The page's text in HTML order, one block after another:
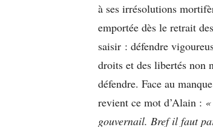
à ses irrésolutions
emportée dès le retrait
saisir : défendre
droits et des libertés non
défendre. Face au
revient ce mot d’Alain :
gouvernail. Bref il faut